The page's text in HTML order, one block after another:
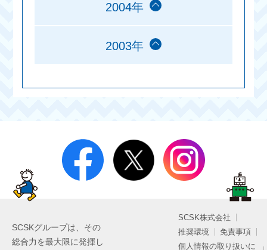
2004年
2003年
SCSKグループは、その
総合力を最大限に発揮し
SCSK株式会社
推奨環境
免責事項
個人情報の取り扱いに